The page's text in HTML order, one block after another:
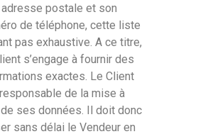
postale et son
de téléphone, cette liste
pas exhaustive. A ce titre,
s’engage à fournir des
exactes. Le Client
de la mise à
ses données. Il doit donc
sans délai le Vendeur en